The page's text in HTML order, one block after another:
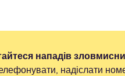
нападів
надіслати